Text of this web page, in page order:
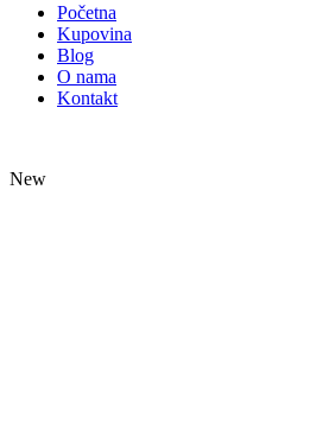
Početna
Kupovina
Blog
O nama
Kontakt
New